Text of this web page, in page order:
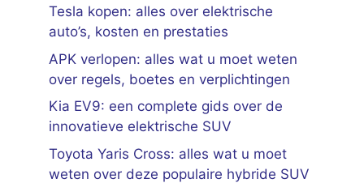
Tesla kopen: alles over elektrische
auto’s, kosten en prestaties
APK verlopen: alles wat u moet weten
over regels, boetes en verplichtingen
Kia EV9: een complete gids over de
innovatieve elektrische SUV
Toyota Yaris Cross: alles wat u moet
weten over deze populaire hybride SUV